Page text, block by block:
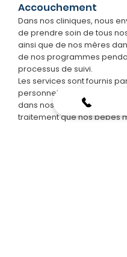
Accouchement
Dans nos cliniques, nous
de prendre soin de tous
ainsi que de nos mères
de nos programmes
processus de suivi.
Les services sont fournis
personnel de médecins et
dans nos cliniques qui
traitement que nos bébés